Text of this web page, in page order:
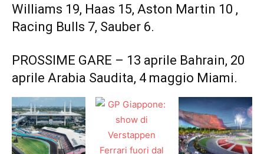
Williams 19, Haas 15, Aston Martin 10 ,
Racing Bulls 7, Sauber 6.
PROSSIME GARE – 13 aprile Bahrain, 20
aprile Arabia Saudita, 4 maggio Miami.